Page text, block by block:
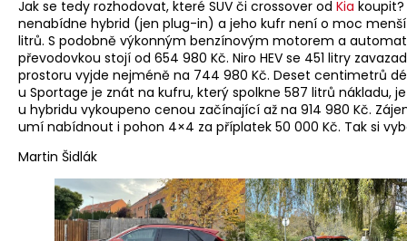
Jak se tedy rozhodovat, které SUV či crossover od Kia
nenabídne hybrid (jen plug-in) a jeho kufr není o moc
litrů. S podobně výkonným benzínovým motorem a
převodovkou stojí od 654 980 Kč. Niro HEV se 451 litry
prostoru vyjde nejméně na 744 980 Kč. Deset centimetrů
u Sportage je znát na kufru, který spolkne 587 litrů nákladu,
u hybridu vykoupeno cenou začínající až na 914 980 Kč.
umí nabídnout i pohon 4×4 za příplatek 50 000 Kč. Tak si
Martin Šidlák